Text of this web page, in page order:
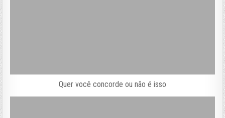
Quer você concorde ou não é isso